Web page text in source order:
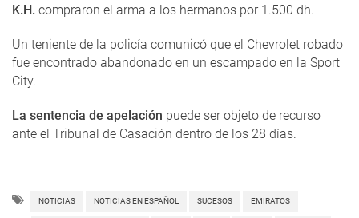
K.H. compraron el arma a los hermanos por 1.500 dh.
Un teniente de la policía comunicó que el Chevrolet robado
fue encontrado abandonado en un escampado en la Sport
City.
La sentencia de apelación puede ser objeto de recurso
ante el Tribunal de Casación dentro de los 28 días.
NOTICIAS NOTICIAS EN ESPAÑOL SUCESOS EMIRATOS